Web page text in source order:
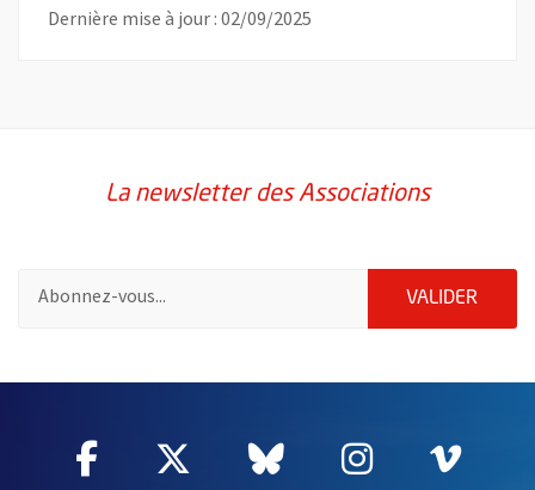
Dernière mise à jour : 02/09/2025
La newsletter des Associations
VALIDER
Facebook
, Ouvre une nouvelle fenêtre
Twitter
, Ouvre une nouvelle
Bluesky
, Ouvre une
Instagram
, Ouvre
,